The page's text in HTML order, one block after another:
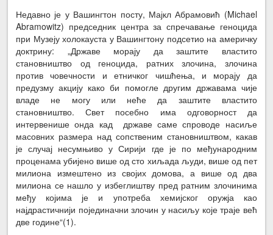
Недавно је у Вашингтон посту, Мајкл Абрамовић (Michael
Abramowitz) председник центра за спречавање геноцида
при Музеју холокауста у Вашингтону подсетио на америчку
доктрину: „Државе морају да заштите властито
становништво од геноцида, ратних злочина, злочина
против човечности и етничког чишћења, и морају да
предузму акцију како би помогле другим државама чије
владе не могу или неће да заштите властито
становништво. Свет посебно има одговорност да
интервенише онда кад државе саме спроводе насиље
масовних размера над сопственим становништвом, какав
је случај несумњиво у Сирији где је по међународним
проценама убијено више од сто хиљада људи, више од пет
милиона измештено из својих домова, а више од два
милиона се нашло у избеглиштву пред ратним злочинима
међу којима је и употреба хемијског оружја као
најдрастичнији појединачни злочин у насиљу које траје већ
две године“(1).